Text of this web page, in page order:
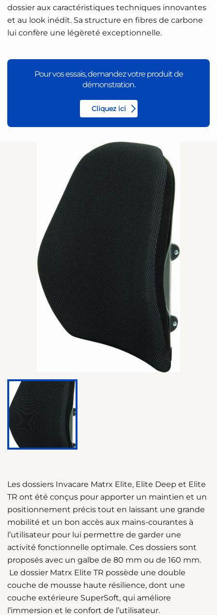
dossier aux caractéristiques techniques innovantes
et au look inédit. Sa structure en fibres de carbone
lui confère une légèreté exceptionnelle.
Pour vos essais, demandez votre produit de
démonstration.
Cliquez ici
Les dossiers Invacare Matrx Elite, Elite Deep et Elite
TR ont été conçus pour apporter un maintien et un
positionnement précis tout en laissant une grande
mobilité et un bon accès aux mains-courantes à
l’utilisateur pour lui permettre de garder une
activité fonctionnelle optimale. Ces dossiers sont
proposés avec un galbe de 80 mm ou de 160 mm.
Le dossier Matrx Elite TR possède une double
couche de mousse haute résilience, dont une
couche extérieure SuperSoft, qui améliore
l’immersion et le confort de l’utilisateur.